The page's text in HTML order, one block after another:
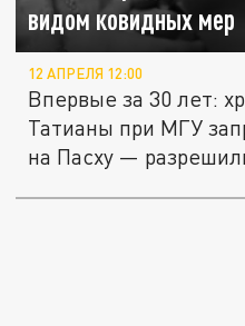
видом ковидных мер
12 АПРЕЛЯ 12:00
Впервые за 30 лет:
Татианы при МГУ
на Пасху —